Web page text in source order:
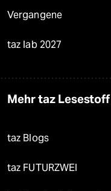
Vergangene
taz lab 2027
Mehr taz Lesestoff
taz Blogs
taz FUTURZWEI